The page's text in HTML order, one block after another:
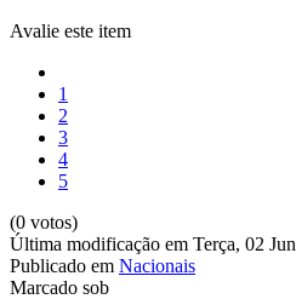
Avalie este item
1
2
3
4
5
(0 votos)
Última modificação em Terça, 02
Publicado em Nacionais
Marcado sob